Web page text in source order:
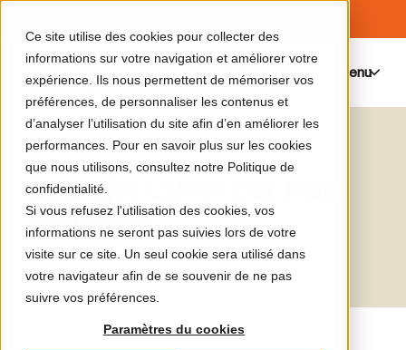
Ce site utilise des cookies pour collecter des
informations sur votre navigation et améliorer votre
expérience. Ils nous permettent de mémoriser vos
préférences, de personnaliser les contenus et
d’analyser l’utilisation du site afin d’en améliorer les
performances. Pour en savoir plus sur les cookies
que nous utilisons, consultez notre Politique de
confidentialité.
Si vous refusez l'utilisation des cookies, vos
informations ne seront pas suivies lors de votre
visite sur ce site. Un seul cookie sera utilisé dans
votre navigateur afin de se souvenir de ne pas
suivre vos préférences.
Paramètres du cookies
Menu
Le catalogue de médiasMaja Hoffmann
Le projet LUMA par Maja
Hoffmann